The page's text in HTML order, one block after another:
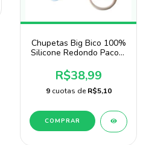
Chupetas Big Bico 100%
Silicone Redondo Pacote
R$38,99
9 cuotas deR$5,10
COMPRAR